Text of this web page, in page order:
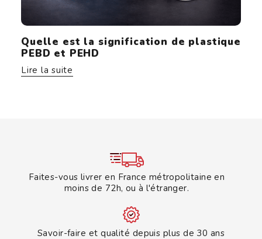
Quelle est la signification de plastique
PEBD et PEHD
Lire la suite
Faites-vous livrer en France métropolitaine en
moins de 72h, ou à l'étranger.
Savoir-faire et qualité depuis plus de 30 ans